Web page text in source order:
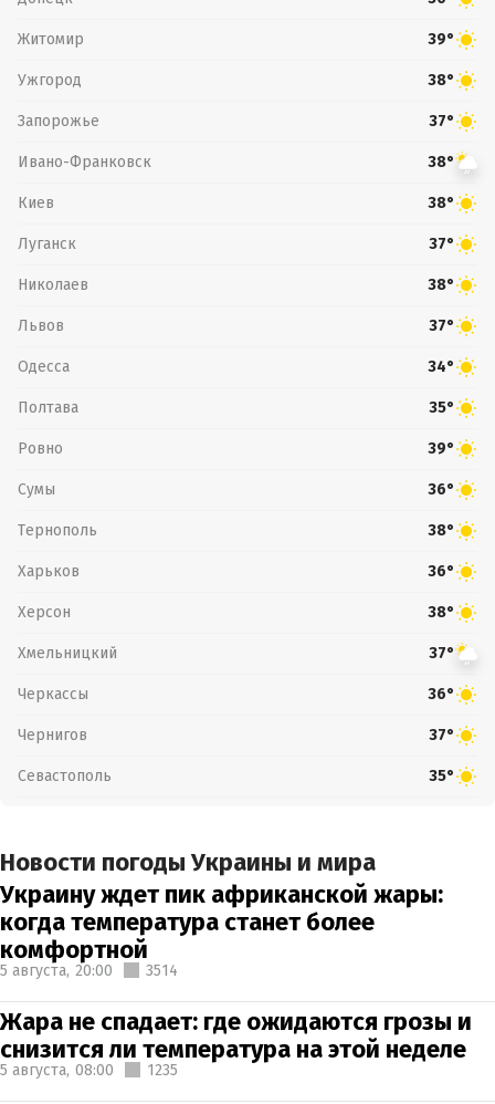
Житомир 39°
Ужгород 38°
Запорожье 37°
Ивано-Франковск 38°
Киев 38°
Луганск 37°
Николаев 38°
Львов 37°
Одесса 34°
Полтава 35°
Ровно 39°
Сумы 36°
Тернополь 38°
Харьков 36°
Херсон 38°
Хмельницкий 37°
Черкассы 36°
Чернигов 37°
Севастополь 35°
Новости погоды Украины и мира
Украину ждет пик африканской жары:
когда температура станет более
комфортной
5 августа, 20:00 3514
Жара не спадает: где ожидаются грозы и
снизится ли температура на этой неделе
5 августа, 08:00 1235